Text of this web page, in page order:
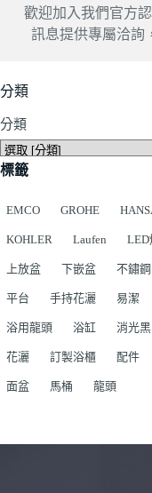
歡迎加入我們官方
訊息提供專屬洽詢
分類
分類
標籤
EMCO GROHE
KOHLER Laufen LED
上放盆 下嵌盆 不鏽鋼
平台 手持花灑 易潔
浴用龍頭 浴缸 消光黑
花灑 訂製浴櫃 配件
面盆 馬桶 龍頭